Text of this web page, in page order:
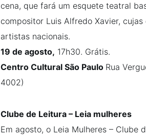
cena, que fará um esquete teatral
compositor Luis Alfredo Xavier,
artistas nacionais.
19 de agosto, 17h30. Grátis.
Centro Cultural São Paulo Rua
4002)
Clube de Leitura – Leia mulheres
Em agosto, o Leia Mulheres – Clube